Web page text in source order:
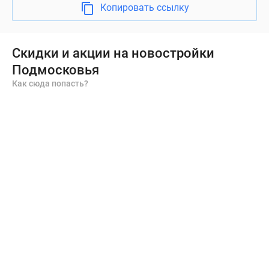
выполнен
электропроводки,
установлены
современные
Копировать ссылку
Скидки и акции на новостройки
Подмосковья
Как сюда попасть?